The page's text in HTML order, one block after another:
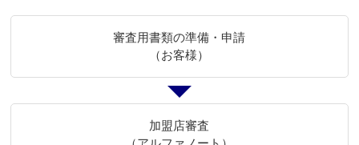
審査用書類の準備・申請
（お客様）
加盟店審査